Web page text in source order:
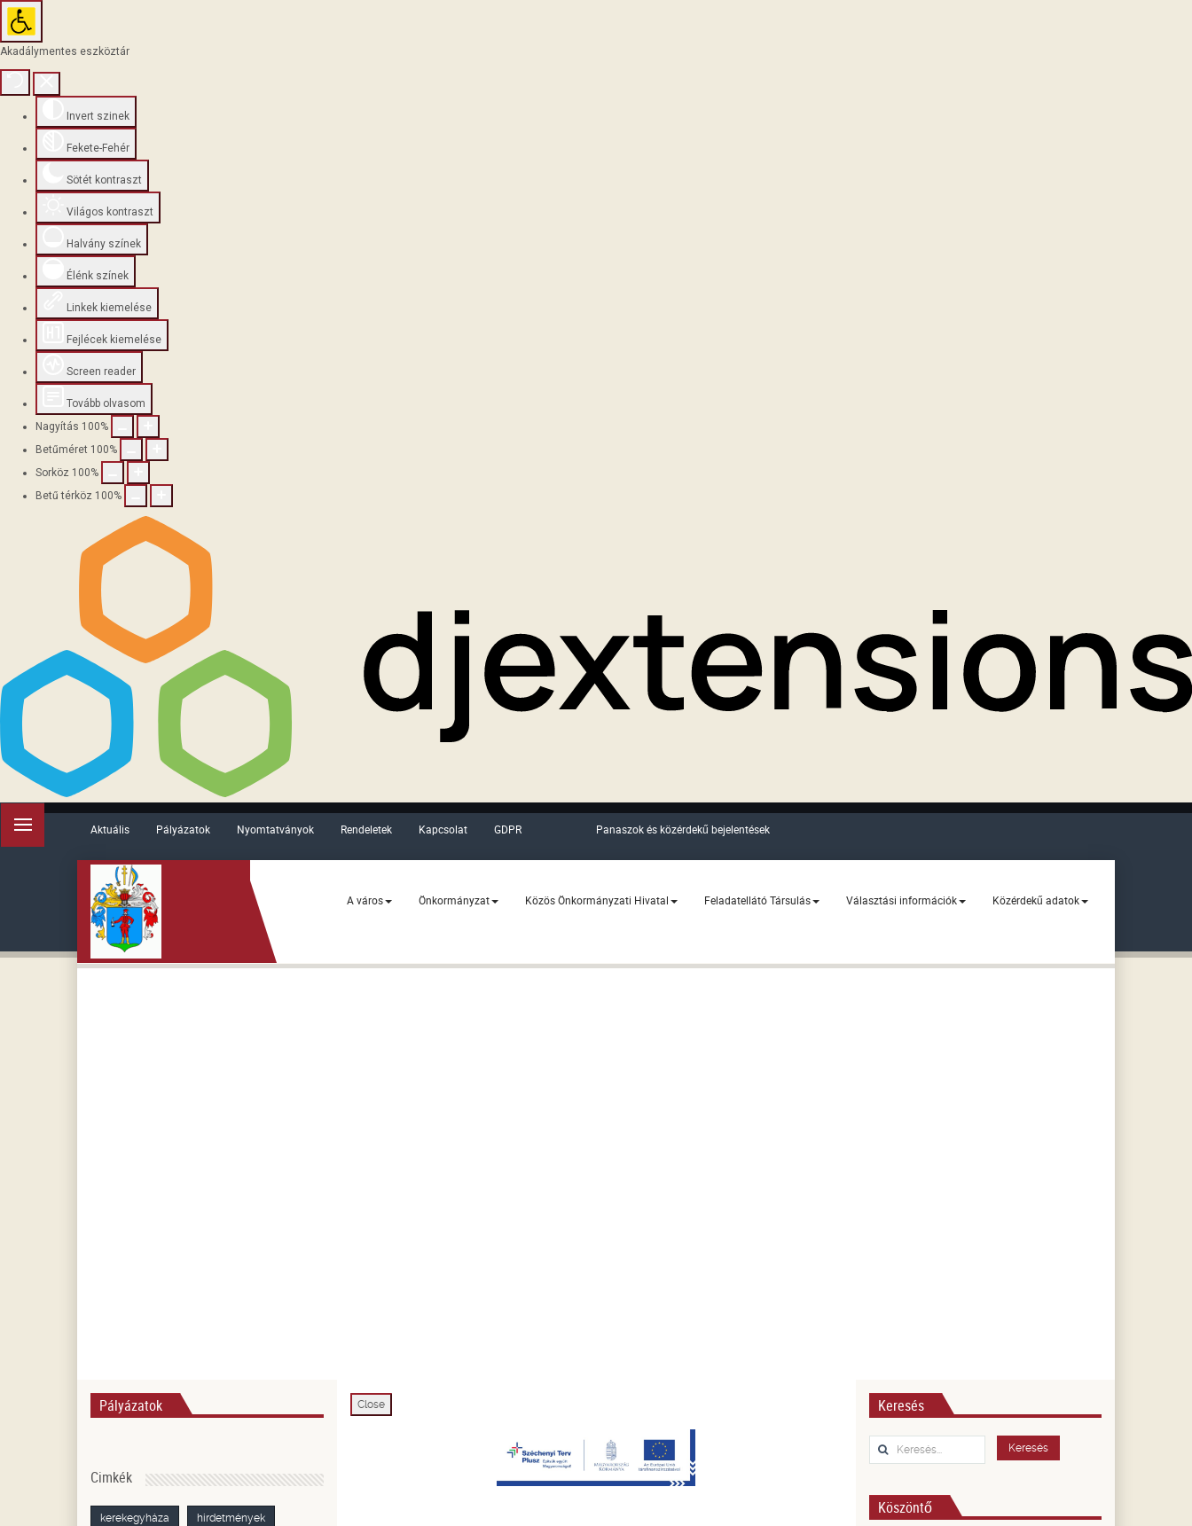
Akadálymentes eszköztár
Invert szinek
Fekete-Fehér
Sötét kontraszt
Világos kontraszt
Halvány színek
Élénk színek
Linkek kiemelése
Fejlécek kiemelése
Screen reader
Tovább olvasom
Nagyítás 100%
Betűméret 100%
Sorköz 100%
Betű térköz 100%
Aktuális Pályázatok Nyomtatványok Rendeletek Kapcsolat GDPR Panaszok és közérdekű bejelentések
A város Önkormányzat Közös Önkormányzati Hivatal Feladatellátó Társulás Választási információk Közérdekű adatok
Close
Pályázatok
Cimkék
kerekegyháza hirdetmények
Keresés
Keresés... Keresés
Köszöntő